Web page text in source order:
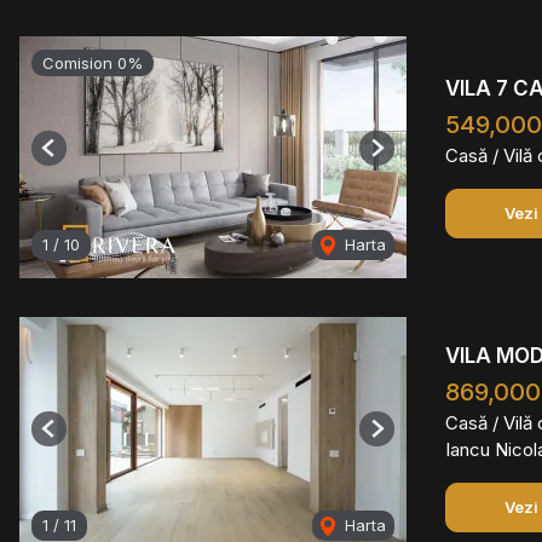
Comision 0%
1 / 10 Harta
Previous Next
VILA 7
Casă / Vilă
1 / 11 Harta
Previous Next
VILA
Casă / Vilă
Iancu